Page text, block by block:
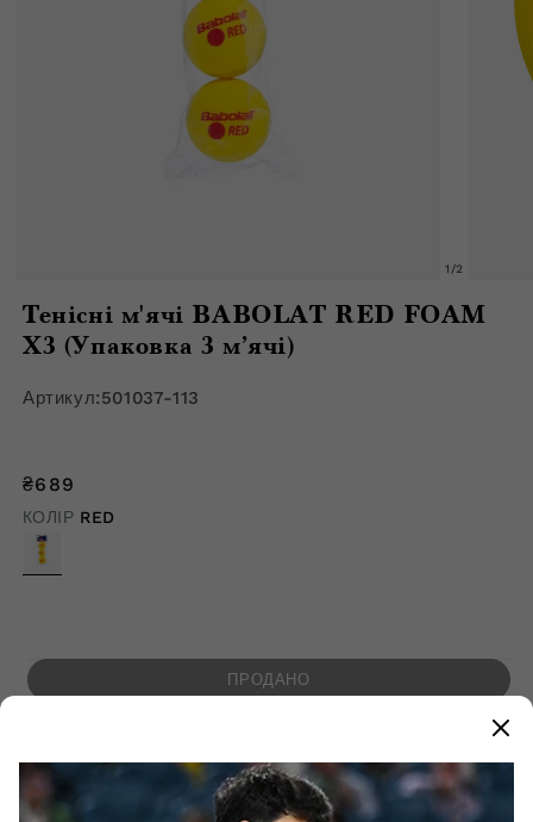
медіафайл
в
модальному
2
1 /з2
Тенісні м'ячі BABOLAT RED FOAM
X3 (Упаковка 3 м’ячі)
Артикул:501037-113
Звичайна
ціна
₴689
КОЛІР RED
ВАРІАНТ
РОЗПРОДАНО
АБО
ПРОДАНО
Артикул: 501037/113
Склад: 100% пенополіуретан